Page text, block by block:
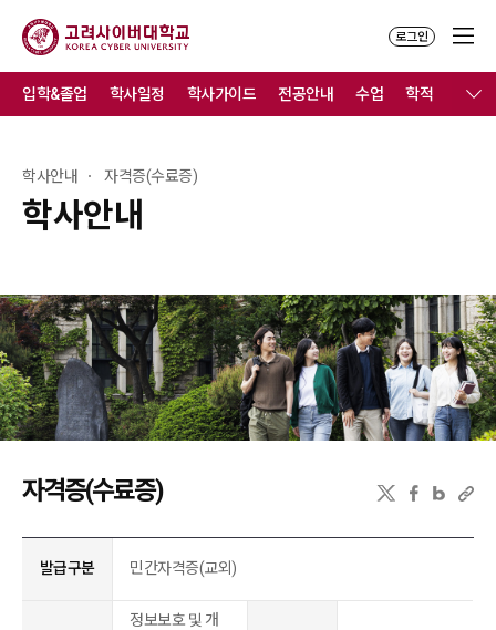
로그인
학사안내
학사안내 자격증(수료증)
입학&졸업 학사일정 학사가이드 전공안내 수업 학적 졸업
자격증(수료증)
발급구분 민간자격증(교외)
정보보호 및 개